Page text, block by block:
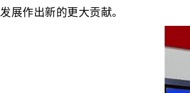
发展作出新的更大贡献。